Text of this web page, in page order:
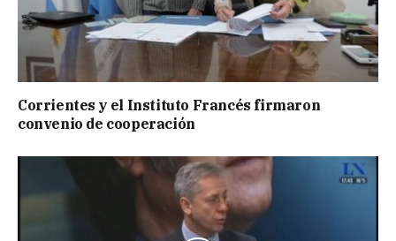
Corrientes y el Instituto Francés firmaron
convenio de cooperación